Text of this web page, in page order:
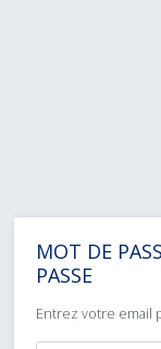
MOT DE
PASSE
Entrez votre email